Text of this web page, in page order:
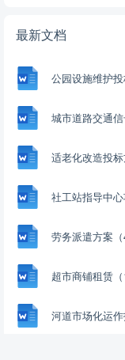
收藏
最新文档
公园设施维护投
城市道路交通
适老化改造投标
社工站指导中
劳务派遣方案（
超市商铺租赁（
河道市场化运作